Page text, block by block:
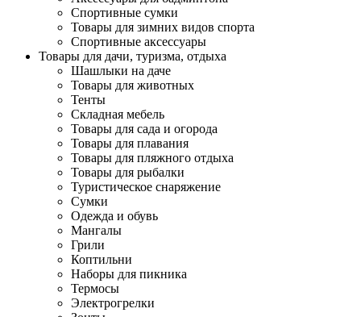
Спортивные сумки
Товары для зимних видов спорта
Спортивные аксессуары
Товары для дачи, туризма, отдыха
Шашлыки на даче
Товары для животных
Тенты
Складная мебель
Товары для сада и огорода
Товары для плавания
Товары для пляжного отдыха
Товары для рыбалки
Туристическое снаряжение
Сумки
Одежда и обувь
Мангалы
Грили
Коптильни
Наборы для пикника
Термосы
Электрогрелки